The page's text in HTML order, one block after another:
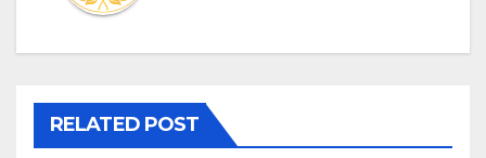
RELATED POST